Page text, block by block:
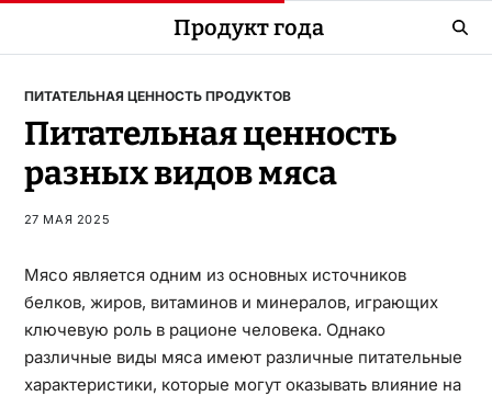
Продукт года
ПИТАТЕЛЬНАЯ ЦЕННОСТЬ ПРОДУКТОВ
Питательная ценность
разных видов мяса
27 МАЯ 2025
Мясо является одним из основных источников
белков, жиров, витаминов и минералов, играющих
ключевую роль в рационе человека. Однако
различные виды мяса имеют различные питательные
характеристики, которые могут оказывать влияние на